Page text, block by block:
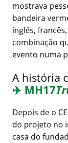
mostrava
bandeira
inglês,
combinação
evento numa
A história
✈️ MH17
Depois de o
do projeto no
casa do